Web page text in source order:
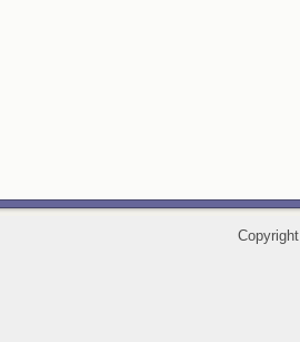
Copyright